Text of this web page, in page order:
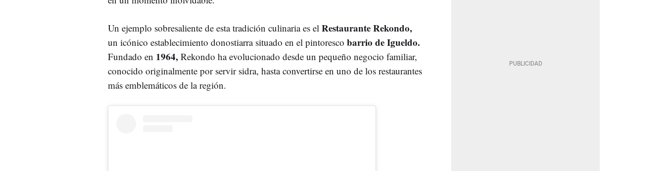
Un ejemplo sobresaliente de esta tradición culinaria es el Restaurante Rekondo,
un icónico establecimiento donostiarra situado en el pintoresco barrio de Igueldo.
Fundado en 1964, Rekondo ha evolucionado desde un pequeño negocio familiar,
conocido originalmente por servir sidra, hasta convertirse en uno de los restaurantes
más emblemáticos de la región.